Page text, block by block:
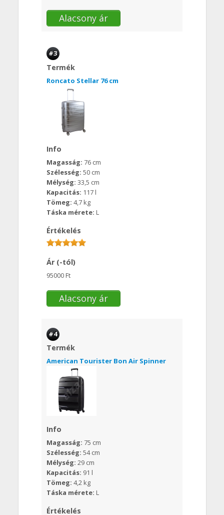
Alacsony ár
#3
Termék
Roncato Stellar 76 cm
Info
Magasság: 76 cm
Szélesség: 50 cm
Mélység: 33,5 cm
Kapacitás: 117 l
Tömeg: 4,7 kg
Táska mérete: L
Értékelés
Ár (-tól)
95000 Ft
Alacsony ár
#4
Termék
American Tourister Bon Air Spinner
Info
Magasság: 75 cm
Szélesség: 54 cm
Mélység: 29 cm
Kapacitás: 91 l
Tömeg: 4,2 kg
Táska mérete: L
Értékelés